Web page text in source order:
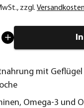
, zzgl.
mit
Omega-3 und